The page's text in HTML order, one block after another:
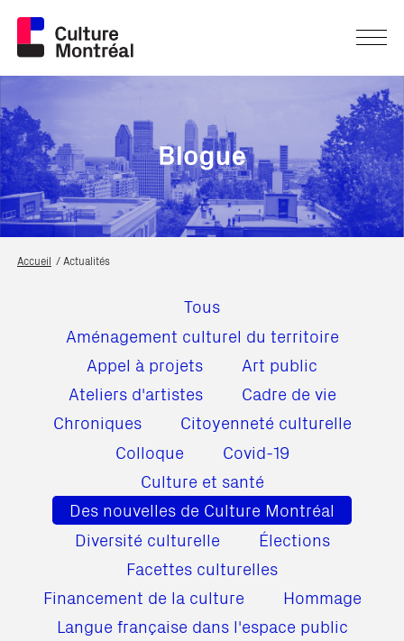
Accueil Actualités
Tous
Aménagement culturel du territoire
Appel à projets
Art public
Ateliers d'artistes
Cadre de vie
Chroniques
Citoyenneté culturelle
Colloque
Covid-19
Culture et santé
Des nouvelles de Culture Montréal
Diversité culturelle
Élections
Facettes culturelles
Financement de la culture
Hommage
Langue française dans l'espace public